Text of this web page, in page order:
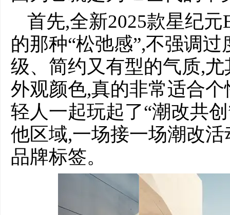
首先,全新2025款星纪
的那种“松弛感”,不强调
级、简约又有型的气质,
外观颜色,真的非常适合
轻人一起玩起了“潮改共
他区域,一场接一场潮改
品牌标签。